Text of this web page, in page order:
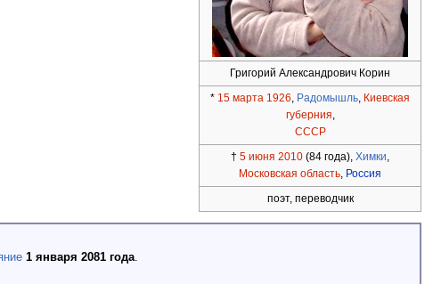
Григорий Александрович Корин
* 15 марта 1926, Радомышль, Киевская
губерния,
СССР
†5 июня 2010 (84 года),Химки,
Московская область, Россия
поэт, переводчик
1 января 2081 года.